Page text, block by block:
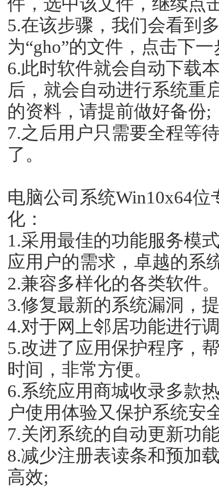
5.在该步骤，我们会看到
为“gho”的文件，点击下
6.此时软件就会自动下载
后，就会自动进行系统重
的资料，请提前做好备份;
7.之后用户只需要全程等
了。
电脑公司系统Win10x64
化：
1.采用最佳的功能服务模
应用户的需求，卓越的系
2.兼容多样化的各类软件
3.修复最新的系统漏洞，
4.对于网上邻居功能进行
5.改进了应用保护程序，
时间，非常方便。
6.系统应用商城收录多款
户使用体验又保护系统安
7.关闭系统的自动更新功
8.减少注册表读条和预加
高效;